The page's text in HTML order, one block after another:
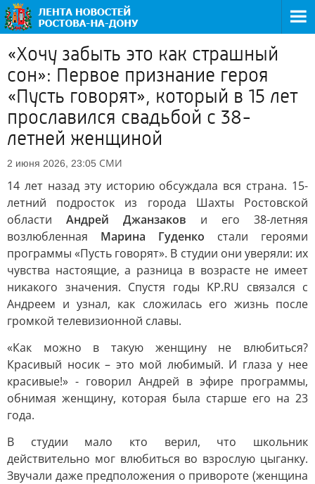
«Хочу забыть это как страшный
сон»: Первое признание героя
«Пусть говорят», который в 15 лет
прославился свадьбой с 38-
летней женщиной
2 июня 2026, 23:05 СМИ
14 лет назад эту историю обсуждала вся страна. 15-
летний подросток из города Шахты Ростовской
области Андрей Джанзаков и его 38-летняя
возлюбленная Марина Гуденко стали героями
программы «Пусть говорят». В студии они уверяли: их
чувства настоящие, а разница в возрасте не имеет
никакого значения. Спустя годы KP.RU связался с
Андреем и узнал, как сложилась его жизнь после
громкой телевизионной славы.
«Как можно в такую женщину не влюбиться?
Красивый носик – это мой любимый. И глаза у нее
красивые!» - говорил Андрей в эфире программы,
обнимая женщину, которая была старше его на 23
года.
В студии мало кто верил, что школьник
действительно мог влюбиться во взрослую цыганку.
Звучали даже предположения о привороте (женщина